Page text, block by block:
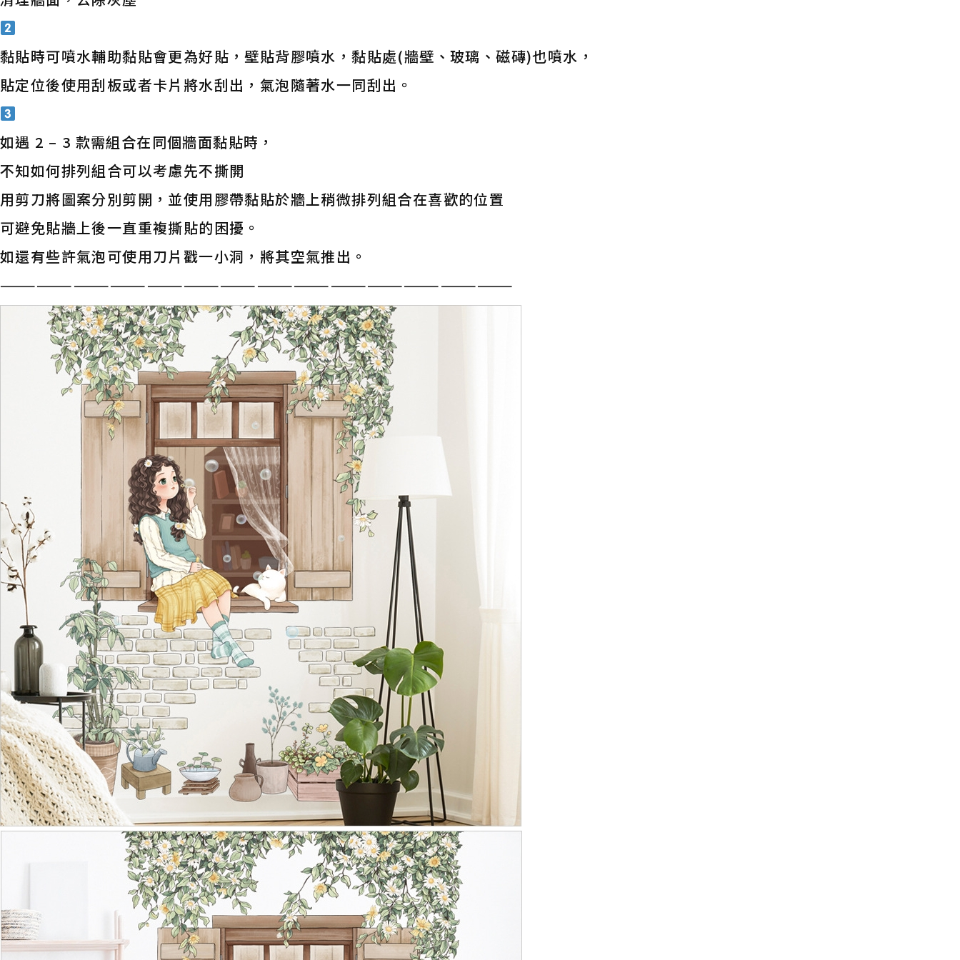
黏貼時可噴水輔助黏貼會更為好貼，壁貼背膠噴水，黏貼處(牆壁、玻璃、磁磚)也噴水，
貼定位後使用刮板或者卡片將水刮出，氣泡隨著水一同刮出。
如遇 2 – 3 款需組合在同個牆面黏貼時，
不知如何排列組合可以考慮先不撕開
用剪刀將圖案分別剪開，並使用膠帶黏貼於牆上稍微排列組合在喜歡的位置
可避免貼牆上後一直重複撕貼的困擾。
如還有些許氣泡可使用刀片戳一小洞，將其空氣推出。
——————————————————————————————————————————